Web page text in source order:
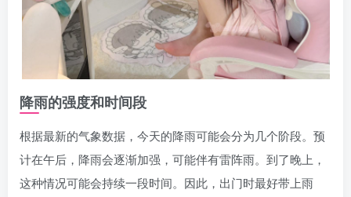
降雨的强度和时间段
根据最新的气象数据，今天的降雨可能会分为几个阶段。预
计在午后，降雨会逐渐加强，可能伴有雷阵雨。到了晚上，
这种情况可能会持续一段时间。因此，出门时最好带上雨